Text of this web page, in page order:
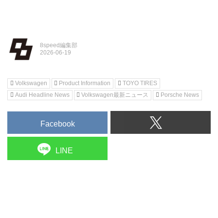
8speed編集部
Volkswagen Product Information
TOYO TIRES
Audi Headline News
Volkswagen最新ニュース Porsche News
Facebook
LINE